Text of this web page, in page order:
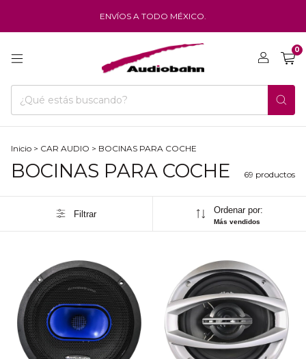
ENVÍOS A TODO MÉXICO.
0
Inicio > CAR AUDIO > BOCINAS PARA COCHE
BOCINAS PARA COCHE 69 productos
Filtrar Ordenar por:
Más vendidos